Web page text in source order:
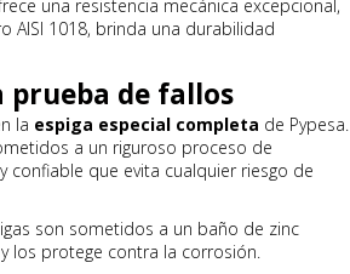
una resistencia mecánica excepcional,
AISI 1018, brinda una durabilidad
prueba de fallos
la espiga especial completa de Pypesa.
a un riguroso proceso de
confiable que evita cualquier riesgo de
son sometidos a un baño de zinc
los protege contra la corrosión.